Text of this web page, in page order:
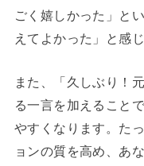
ごく嬉しかった」と
えてよかった」と感
また、「久しぶり！
る一言を加えること
やすくなります。た
ョンの質を高め、あ